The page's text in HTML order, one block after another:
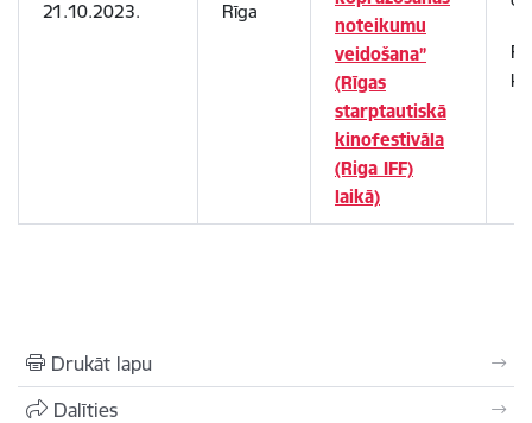
21.10.2023. Rīga
noteikumu
veidošana”
(Rīgas
starptautiskā
kinofestivāla
(Riga IFF)
laikā)
Drukāt lapu
Dalīties